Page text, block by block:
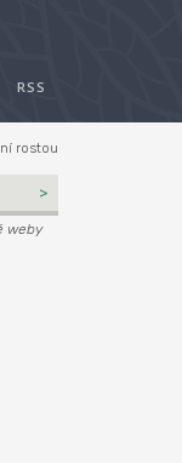
RSS
rostou
weby